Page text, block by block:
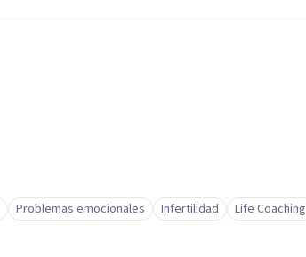
Problemas emocionales Infertilidad Life Coaching